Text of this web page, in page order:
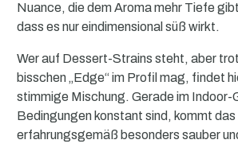
Nuance, die dem Aroma mehr Tiefe
dass es nur eindimensional süß wirkt.
Wer auf Dessert-Strains steht, aber
bisschen „Edge“ im Profil mag, findet
stimmige Mischung. Gerade im Indoor-
Bedingungen konstant sind, kommt
erfahrungsgemäß besonders sauber